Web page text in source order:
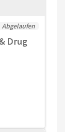
Abgelaufen
Drug